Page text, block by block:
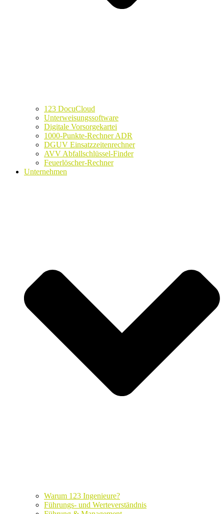
123 DocuCloud
Unterweisungssoftware
Digitale Vorsorgekartei
1000-Punkte-Rechner ADR
DGUV Einsatzzeitenrechner
AVV Abfallschlüssel-Finder
Feuerlöscher-Rechner
Unternehmen
Warum 123 Ingenieure?
Führungs- und Werteverständnis